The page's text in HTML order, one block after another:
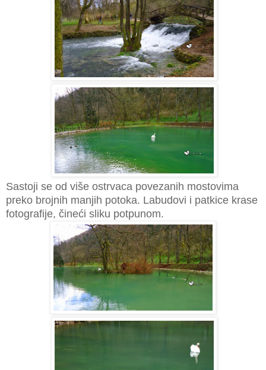
Sastoji se od više ostrvaca povezanih mostovima
preko brojnih manjih potoka. Labudovi i patkice krase
fotografije, čineći sliku potpunom.